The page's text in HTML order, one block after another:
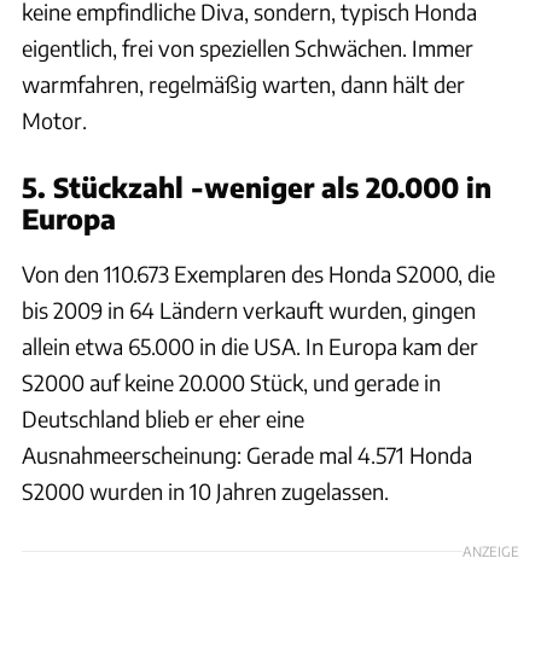
keine empfindliche Diva, sondern, typisch Honda
eigentlich, frei von speziellen Schwächen. Immer
warmfahren, regelmäßig warten, dann hält der
Motor.
5. Stückzahl -weniger als 20.000 in
Europa
Von den 110.673 Exemplaren des Honda S2000, die
bis 2009 in 64 Ländern verkauft wurden, gingen
allein etwa 65.000 in die USA. In Europa kam der
S2000 auf keine 20.000 Stück, und gerade in
Deutschland blieb er eher eine
Ausnahmeerscheinung: Gerade mal 4.571 Honda
S2000 wurden in 10 Jahren zugelassen.
ANZEIGE